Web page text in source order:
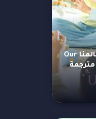
مشاهدة مسلسل عالمنا Our